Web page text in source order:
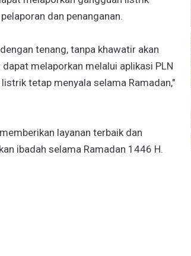
dan penanganan.
tenang, tanpa khawatir akan
melaporkan melalui aplikasi PLN
tetap menyala selama Ramadan,"
layanan terbaik dan
ibadah selama Ramadan 1446 H.